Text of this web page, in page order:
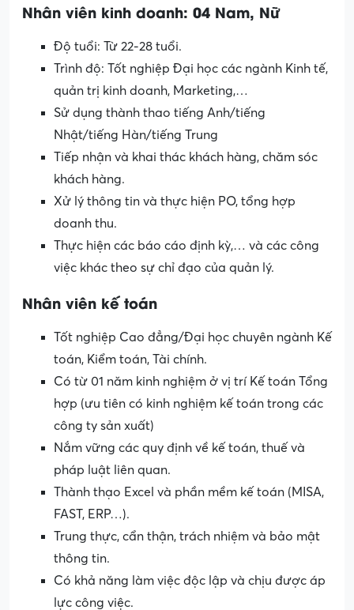
Nhân viên kinh doanh: 04 Nam, Nữ
Độ tuổi: Từ 22-28 tuổi.
Trình độ: Tốt nghiệp Đại học các ngành Kinh tế,
quản trị kinh doanh, Marketing,…
Sử dụng thành thao tiếng Anh/tiếng
Nhật/tiếng Hàn/tiếng Trung
Tiếp nhận và khai thác khách hàng, chăm sóc
khách hàng.
Xử lý thông tin và thực hiện PO, tổng hợp
doanh thu.
Thực hiện các báo cáo định kỳ,… và các công
việc khác theo sự chỉ đạo của quản lý.
Nhân viên kế toán
Tốt nghiệp Cao đẳng/Đại học chuyên ngành Kế
toán, Kiểm toán, Tài chính.
Có từ 01 năm kinh nghiệm ở vị trí Kế toán Tổng
hợp (ưu tiên có kinh nghiệm kế toán trong các
công ty sản xuất)
Nắm vững các quy định về kế toán, thuế và
pháp luật liên quan.
Thành thạo Excel và phần mềm kế toán (MISA,
FAST, ERP…).
Trung thực, cẩn thận, trách nhiệm và bảo mật
thông tin.
Có khả năng làm việc độc lập và chịu được áp
lực công việc.